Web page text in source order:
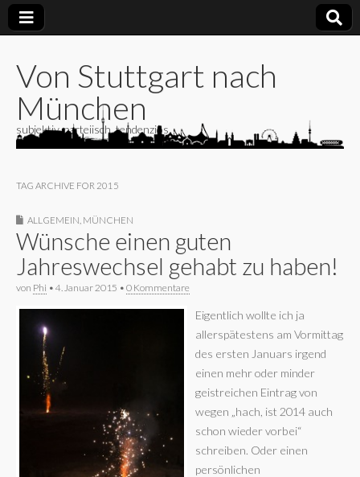
Von Stuttgart nach
München
subjektiv, parteiisch, tendenziös
TAG ARCHIVE FOR 2015
ALLGEMEIN MÜNCHEN
Wünsche einen guten
Jahreswechsel gehabt zu haben!
von Phi • 4. Januar 2015 • 0 Kommentare
Eigentlich wollte ich ja
allerspätestens am Vormittag
des ersten Januars irgend
einen mehr oder minder
geistreichen Eintrag von
wegen „hach, ist 2014 auch
schon wieder vorbei“
schreiben. Oder einen
persönlichen